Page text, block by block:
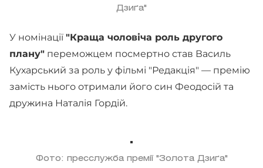
Дзиґа"
У номінації "Краща чоловіча роль другого
плану" переможцем посмертно став Василь
Кухарський за роль у фільмі "Редакція" — премію
замість нього отримали його син Феодосій та
дружина Наталія Гордій.
Фото: пресслужба премії "Золота Дзиґа"